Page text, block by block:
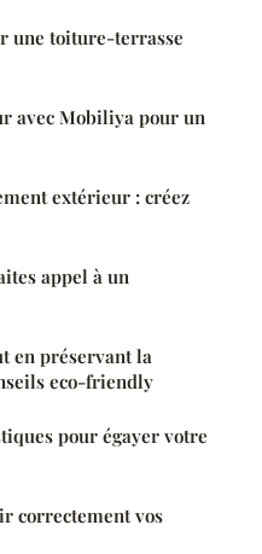
une toiture-terrasse
avec Mobiliya pour un
extérieur : créez
appel à un
en préservant la
eco-friendly
pour égayer votre
correctement vos